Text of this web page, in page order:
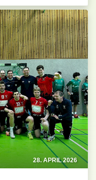
28. APRIL 2026